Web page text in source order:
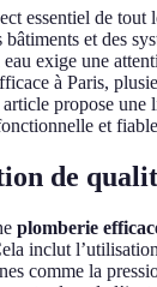
essentiel de tout
et des
exige une
à Paris,
propose une
et
de
plomberie
inclut
comme la